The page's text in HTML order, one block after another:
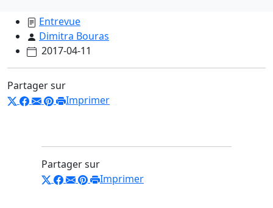
Entrevue
Dimitra Bouras
2017-04-11
Partager sur
Imprimer
Partager sur
Imprimer